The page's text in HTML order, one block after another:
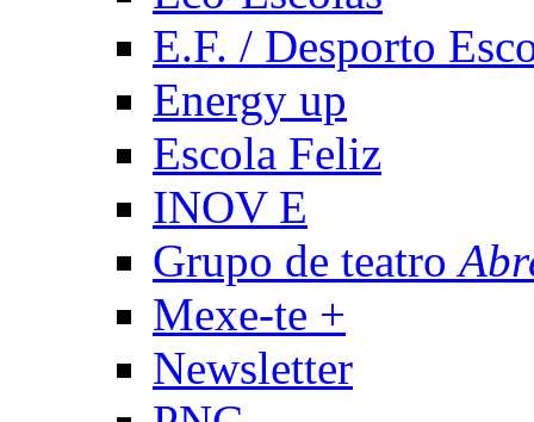
E.F. / Desporto
Energy up
Escola Feliz
INOV E
Grupo de teatro
Mexe-te +
Newsletter